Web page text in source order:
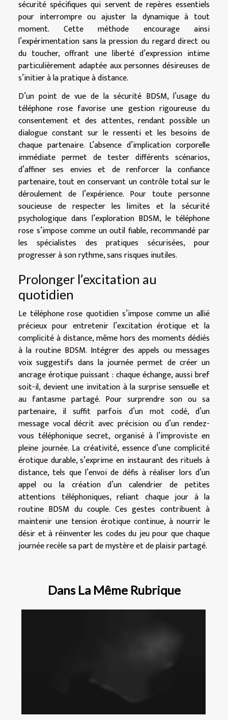
sécurité spécifiques qui servent de repères essentiels
pour interrompre ou ajuster la dynamique à tout
moment. Cette méthode encourage ainsi
l’expérimentation sans la pression du regard direct ou
du toucher, offrant une liberté d’expression intime
particulièrement adaptée aux personnes désireuses de
s’initier à la pratique à distance.
D’un point de vue de la sécurité BDSM, l’usage du
téléphone rose favorise une gestion rigoureuse du
consentement et des attentes, rendant possible un
dialogue constant sur le ressenti et les besoins de
chaque partenaire. L’absence d’implication corporelle
immédiate permet de tester différents scénarios,
d’affiner ses envies et de renforcer la confiance
partenaire, tout en conservant un contrôle total sur le
déroulement de l’expérience. Pour toute personne
soucieuse de respecter les limites et la sécurité
psychologique dans l’exploration BDSM, le téléphone
rose s’impose comme un outil fiable, recommandé par
les spécialistes des pratiques sécurisées, pour
progresser à son rythme, sans risques inutiles.
Prolonger l’excitation au
quotidien
Le téléphone rose quotidien s’impose comme un allié
précieux pour entretenir l’excitation érotique et la
complicité à distance, même hors des moments dédiés
à la routine BDSM. Intégrer des appels ou messages
voix suggestifs dans la journée permet de créer un
ancrage érotique puissant : chaque échange, aussi bref
soit-il, devient une invitation à la surprise sensuelle et
au fantasme partagé. Pour surprendre son ou sa
partenaire, il suffit parfois d’un mot codé, d’un
message vocal décrit avec précision ou d’un rendez-
vous téléphonique secret, organisé à l’improviste en
pleine journée. La créativité, essence d’une complicité
érotique durable, s’exprime en instaurant des rituels à
distance, tels que l’envoi de défis à réaliser lors d’un
appel ou la création d’un calendrier de petites
attentions téléphoniques, reliant chaque jour à la
routine BDSM du couple. Ces gestes contribuent à
maintenir une tension érotique continue, à nourrir le
désir et à réinventer les codes du jeu pour que chaque
journée recèle sa part de mystère et de plaisir partagé.
Dans La Même Rubrique